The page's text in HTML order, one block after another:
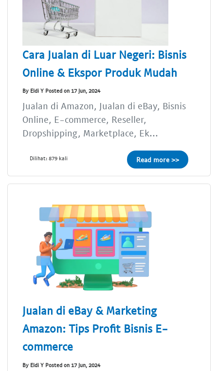
Cara Jualan di Luar Negeri: Bisnis
Online & Ekspor Produk Mudah
By Eldi Y Posted on 17 Jun, 2024
Jualan di Amazon, Jualan di eBay, Bisnis
Online, E-commerce, Reseller,
Dropshipping, Marketplace, Ek...
Dilihat: 879 kali Read more >>
Jualan di eBay & Marketing
Amazon: Tips Profit Bisnis E-
commerce
By Eldi Y Posted on 17 Jun, 2024